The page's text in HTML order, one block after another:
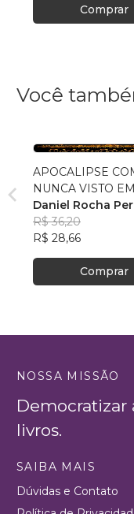
Comprar
Você
APOCALIPSE
NUNCA VISTO EM
CRONOLOGIA
Daniel Rocha
R$ 36,20
R$ 28,66
Comprar
NOSSA MISSÃO
Democratizar
livros.
SAIBA MAIS
Dúvidas e Contato